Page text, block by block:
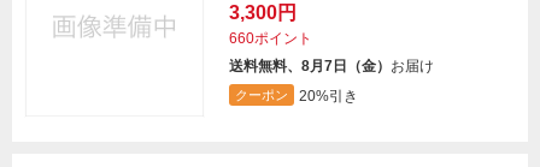
3,300円
660ポイント
送料無料、8月7日（金） お届け
クーポン 20%引き